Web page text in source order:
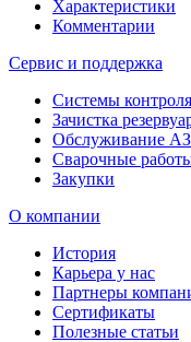
Характеристики
Комментарии
Сервис и поддержка
Системы
Зачистка
Обслуживание
Сварочные
Закупки
О компании
История
Карьера у нас
Партнеры
Сертификаты
Полезные статьи